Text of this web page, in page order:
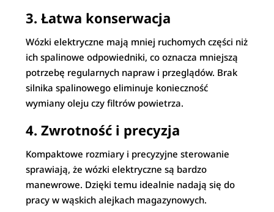
3. Łatwa konserwacja
Wózki elektryczne mają mniej ruchomych części niż
ich spalinowe odpowiedniki, co oznacza mniejszą
potrzebę regularnych napraw i przeglądów. Brak
silnika spalinowego eliminuje konieczność
wymiany oleju czy filtrów powietrza.
4. Zwrotność i precyzja
Kompaktowe rozmiary i precyzyjne sterowanie
sprawiają, że wózki elektryczne są bardzo
manewrowe. Dzięki temu idealnie nadają się do
pracy w wąskich alejkach magazynowych.